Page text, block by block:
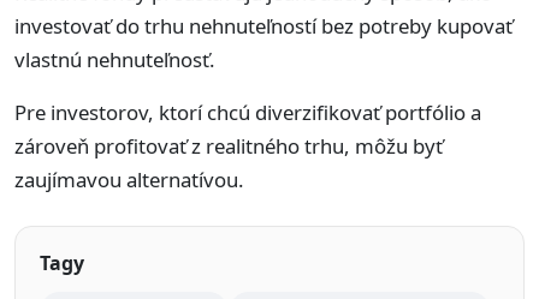
investovať do trhu nehnuteľností bez potreby kupovať
vlastnú nehnuteľnosť.
Pre investorov, ktorí chcú diverzifikovať portfólio a
zároveň profitovať z realitného trhu, môžu byť
zaujímavou alternatívou.
Tagy